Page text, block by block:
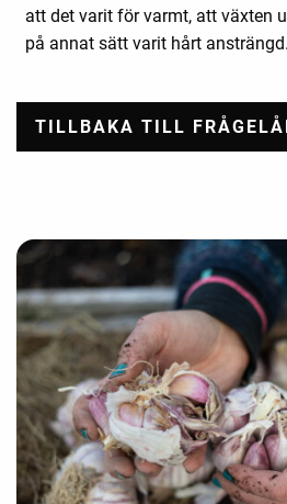
att det varit för varmt, att växten
på annat sätt varit hårt ansträngd.